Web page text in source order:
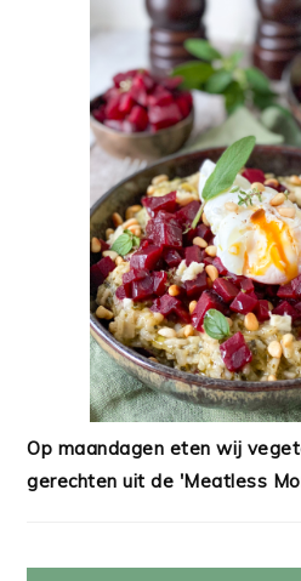
Op maandagen eten wij
gerechten uit de 'Meatless